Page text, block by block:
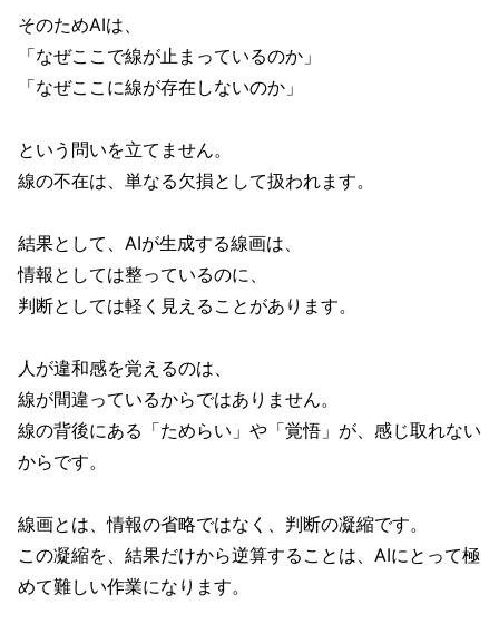
そのためAIは、
「なぜここで線が止まっているのか」
「なぜここに線が存在しないのか」
という問いを立てません。
線の不在は、単なる欠損として扱われます。
結果として、AIが生成する線画は、
情報としては整っているのに、
判断としては軽く見えることがあります。
人が違和感を覚えるのは、
線が間違っているからではありません。
線の背後にある「ためらい」や「覚悟」が、感じ取れない
からです。
線画とは、情報の省略ではなく、判断の凝縮です。
この凝縮を、結果だけから逆算することは、AIにとって極
めて難しい作業になります。